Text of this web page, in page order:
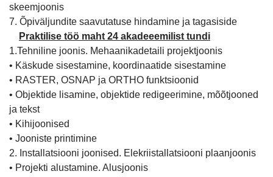
skeemjoonis
7. Õpiväljundite saavutatuse hindamine ja tagasiside
Praktilise töö maht 24 akadeeemilist tundi
1.Tehniline joonis. Mehaanikadetaili projektjoonis
• Käskude sisestamine, koordinaatide sisestamine
• RASTER, OSNAP ja ORTHO funktsioonid
• Objektide lisamine, objektide redigeerimine, mõõtjooned
ja tekst
• Kihijoonised
• Jooniste printimine
2. Installatsiooni joonised. Elekriistallatsiooni plaanjoonis
• Projekti alustamine. Alusjoonis